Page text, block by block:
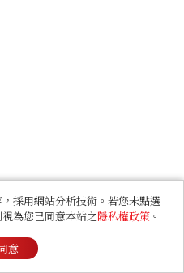
採用網站分析技術。若您未點選
為您已同意本站之隱私權政策 。
意